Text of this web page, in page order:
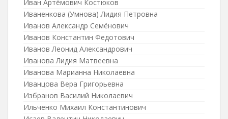
Иван Артёмович Костюков
Иваненкова (Умнова) Лидия Петровна
Иванов Александр Семёнович
Иванов Константин Федотович
Иванов Леонид Александрович
Иванова Лидия Матвеевна
Иванова Марианна Николаевна
Иванцова Вера Григорьевна
Избранов Василий Николаевич
Ильченко Михаил Константинович